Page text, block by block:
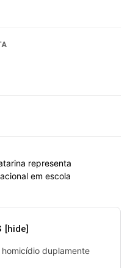
[hide]
duplamente